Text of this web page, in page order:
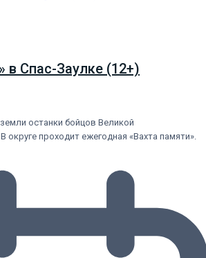
в Спас-Заулке (12+)
останки бойцов Великой
округе проходит ежегодная «Вахта памяти».